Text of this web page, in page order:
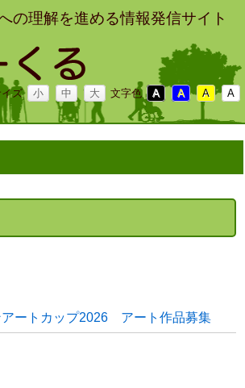
の理解を進める情報発信サイト
イズ 小 中 大 文字色 A A A A
アートカップ2026 アート作品募集